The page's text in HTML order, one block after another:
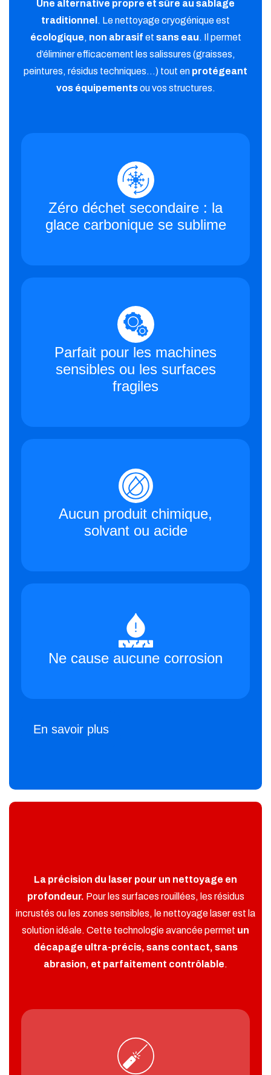
Une alternative propre et sûre au sablage
traditionnel . Le nettoyage cryogénique est
écologique, non abrasif et sans eau. Il permet
d’éliminer efficacement les salissures (graisses,
peintures, résidus techniques…) tout en protégeant
vos équipementsou vos structures.
Zéro déchet secondaire : la
glace carbonique se sublime
Parfait pour les machines
sensibles ou les surfaces
fragiles
Aucun produit chimique,
solvant ou acide
Ne cause aucune corrosion
En savoir plus
La précision du laser pour un nettoyage en
profondeur. Pour les surfaces rouillées, les résidus
incrustés ou les zones sensibles, le nettoyage laser est la
solution idéale. Cette technologie avancée permet un
décapage ultra-précis, sans contact, sans
abrasion, et parfaitement contrôlable.